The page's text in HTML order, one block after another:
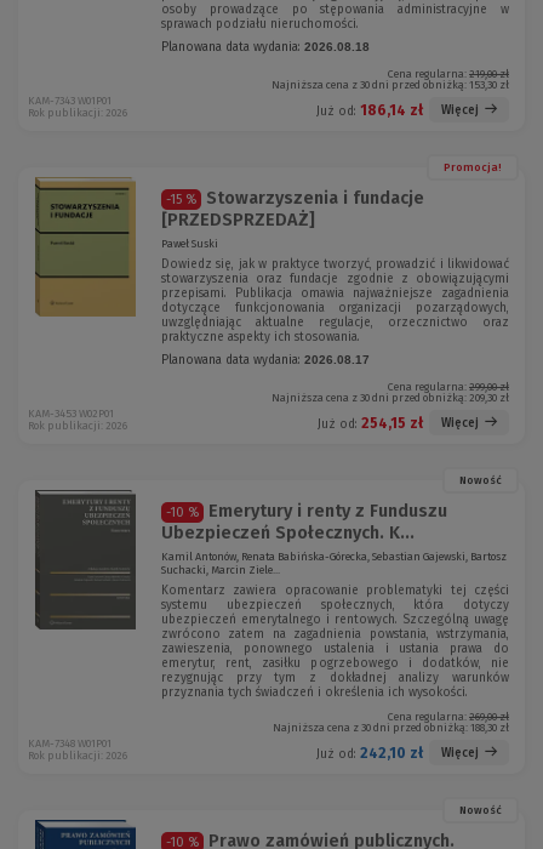
osoby prowadzące po stępowania administracyjne w
sprawach podziału nieruchomości.
Planowana data wydania: 2026.08.18
Cena regularna: 219,00 zł
Najniższa cena z 30 dni przed obniżką: 153,30 zł
Już od: 186,14 zł Więcej
KAM-7343 W01P01
Rok publikacji: 2026
Promocja!
-15 %
Stowarzyszenia i fundacje
[PRZEDSPRZEDAŻ]
Paweł Suski
Dowiedz się, jak w praktyce tworzyć, prowadzić i likwidować
stowarzyszenia oraz fundacje zgodnie z obowiązującymi
przepisami. Publikacja omawia najważniejsze zagadnienia
dotyczące funkcjonowania organizacji pozarządowych,
uwzględniając aktualne regulacje, orzecznictwo oraz
praktyczne aspekty ich stosowania.
Planowana data wydania: 2026.08.17
Cena regularna: 299,00 zł
Najniższa cena z 30 dni przed obniżką: 209,30 zł
Już od: 254,15 zł Więcej
KAM-3453 W02P01
Rok publikacji: 2026
Nowość
-10 %
Emerytury i renty z Funduszu
Ubezpieczeń Społecznych. K...
Kamil Antonów, Renata Babińska-Górecka, Sebastian Gajewski, Bartosz
Suchacki, Marcin Ziele...
Komentarz zawiera opracowanie problematyki tej części
systemu ubezpieczeń społecznych, która dotyczy
ubezpieczeń emerytalnego i rentowych. Szczególną uwagę
zwrócono zatem na zagadnienia powstania, wstrzymania,
zawieszenia, ponownego ustalenia i ustania prawa do
emerytur, rent, zasiłku pogrzebowego i dodatków, nie
rezygnując przy tym z dokładnej analizy warunków
przyznania tych świadczeń i określenia ich wysokości.
Cena regularna: 269,00 zł
Najniższa cena z 30 dni przed obniżką: 188,30 zł
Już od: 242,10 zł Więcej
KAM-7348 W01P01
Rok publikacji: 2026
Nowość
-10 %
Prawo zamówień publicznych.